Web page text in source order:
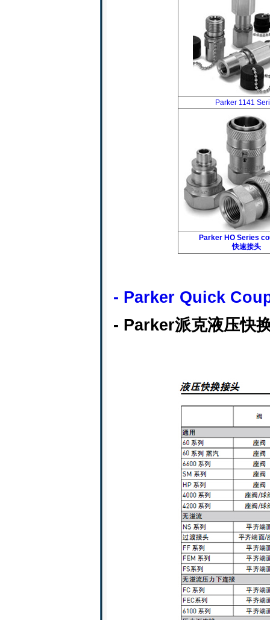
Parker 1141
Parker HO Series
快速接头
- Parker Quick
- Parker派克液压快